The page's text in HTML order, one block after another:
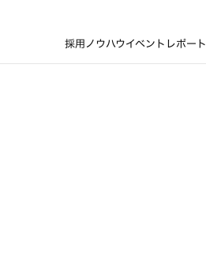
採用ノウハウイベントレポート